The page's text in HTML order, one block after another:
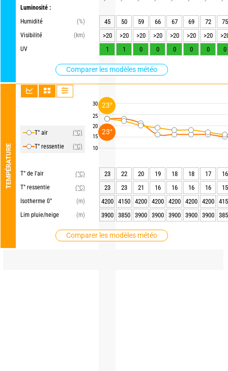
Luminosité :
Humidité
(%)
Visibilité
(km)
UV
Comparer les modèles météo
TEMPÉRATURE
T° air
(°C)
T° ressentie
(°C)
T° de l'air
(°C)
T° ressentie
(°C)
Isotherme 0°
(m)
Lim pluie/neige
(m)
Comparer les modèles météo
30
25
20
15
10
45 50 59 66 67 69 72
75
>20
>20 >20 >20 >20 >20 >20
1
1 0 0 0 0 0 0
23 22 20 19 18 18 17
16
23
23 21 16 16 16 16
15
4200
4150 4200 4200 4200 4200 4200
3900
3850 3900 3900 3900 3900 3900
23°
23°